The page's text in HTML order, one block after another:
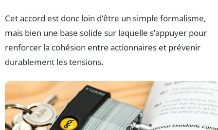
Cet accord est donc loin d’être un simple formalisme,
mais bien une base solide sur laquelle s’appuyer pour
renforcer la cohésion entre actionnaires et prévenir
durablement les tensions.